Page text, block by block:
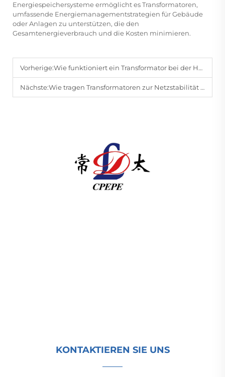
Energiespeichersysteme ermöglicht es Transformatoren,
umfassende Energiemanagementstrategien für Gebäude
oder Anlagen zu unterstützen, die den
Gesamtenergieverbrauch und die Kosten minimieren.
Vorherige:Wie funktioniert ein Transformator bei der Hochspannungs-Stromübertragung?
Nächste:Wie tragen Transformatoren zur Netzstabilität in großflächigen Stromnetzen bei?
KONTAKTIEREN SIE UNS